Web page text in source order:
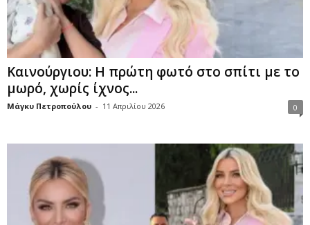
Καινούργιου: Η πρώτη φωτό στο σπίτι με το
μωρό, χωρίς ίχνος...
Μάγκυ Πετροπούλου - 11 Απριλίου 2026 0